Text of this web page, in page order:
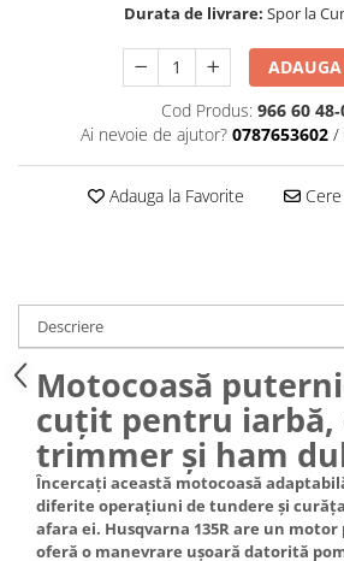
Ham Motocoasa
Tractoare de grădină
Maner de Pila
Maner Demaror
Aparat de spalat cu presiune
Generator de curent
Robot de Tuns Gazon
Accesorii Robot de tuns gazon
Aspiratoare
Durata de livrare: Spor la
Cod Produs: 966 60
Ai nevoie de ajutor? 0787653602 /
Adauga la Favorite Cere
Descriere
Motocoasă
cuțit pentru iarbă,
trimmer și ham
Încercați această motocoasă
diferite operațiuni de tundere și
afara ei. Husqvarna 135R are un
oferă o manevrare ușoară datorită